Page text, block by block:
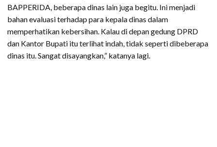
BAPPERIDA, beberapa dinas lain juga begitu. Ini menjadi
bahan evaluasi terhadap para kepala dinas dalam
memperhatikan kebersihan. Kalau di depan gedung DPRD
dan Kantor Bupati itu terlihat indah, tidak seperti dibeberapa
dinas itu. Sangat disayangkan,” katanya lagi.